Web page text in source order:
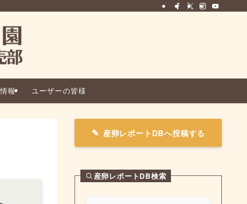
報 ユーザーの皆様
産卵レポートDBへ投稿する
産卵レポートDB検索